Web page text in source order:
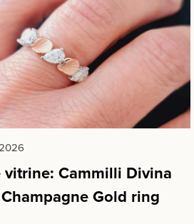
vitrine: Cammilli Divina
Gold ring